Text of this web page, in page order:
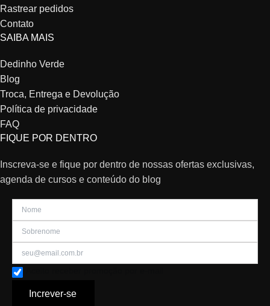
Rastrear pedidos
Contato
SAIBA MAIS
Dedinho Verde
Blog
Troca, Entrega e Devolução
Política de privacidade
FAQ
FIQUE POR DENTRO
Inscreva-se e fique por dentro de nossas ofertas exclusivas,
agenda de cursos e conteúdo do blog
Increver-se